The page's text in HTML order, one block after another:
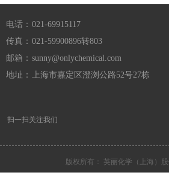
电话： 021-69915117
传真： 021-59900896转803
邮箱： sunny@onlychemical.com
地址： 上海市嘉定区澄浏公路52号27栋
扫一扫关注我们
版权所有： 英丽化学（上海）